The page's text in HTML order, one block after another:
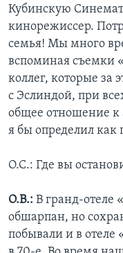
Кубинскую
кинорежиссер.
семья! Мы много
вспоминая съемки
коллег, которые за
с Эслиндой, при
общее отношение к
я бы определил
О.С.: Где вы
О.В.: В гранд-отеле
обшарпан, но
побывали и в отеле